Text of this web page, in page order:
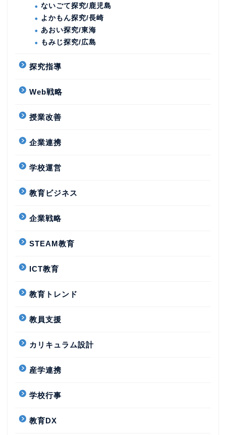
ないごて探究/鹿児島
よかもん探究/長崎
あおい探究/東海
もみじ探究/広島
探究指導
Web戦略
授業改善
企業連携
学校運営
教育ビジネス
企業戦略
STEAM教育
ICT教育
教育トレンド
教員支援
カリキュラム設計
産学連携
学校行事
教育DX